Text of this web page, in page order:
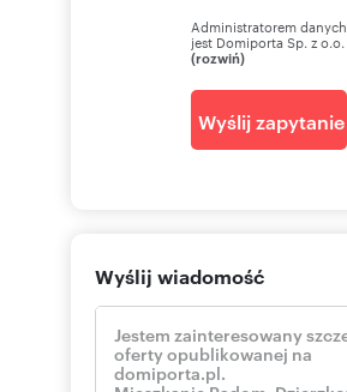
Administratorem danych
jest Domiporta Sp. z o.o.
(rozwiń)
Wyślij zapytanie
Wyślij wiadomość